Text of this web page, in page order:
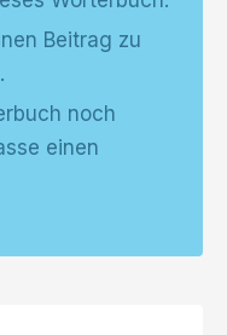
Beitrag zu
noch
einen